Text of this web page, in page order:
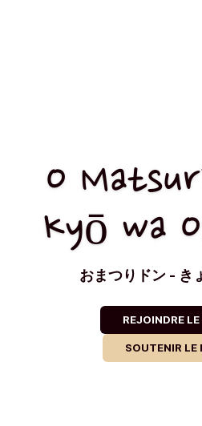
O
Kyō wa
おまつりドン - き
REJOINDRE
SOUTENIR LE